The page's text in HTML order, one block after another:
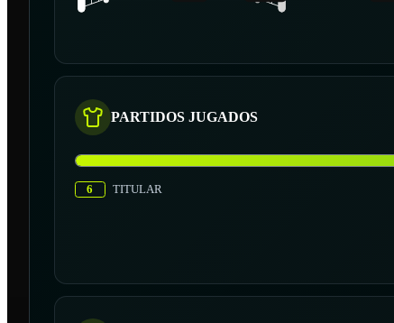
PARTIDOS JUGADOS
6 TITULAR